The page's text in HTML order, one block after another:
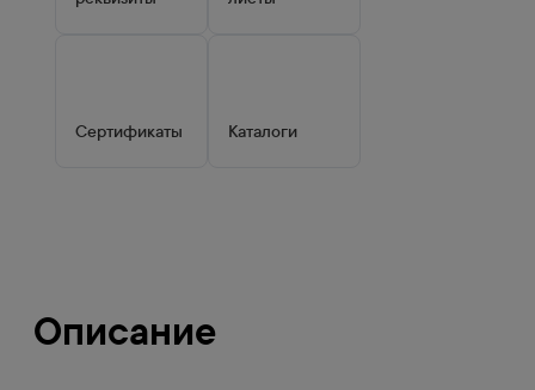
Сертификаты Каталоги
Описание